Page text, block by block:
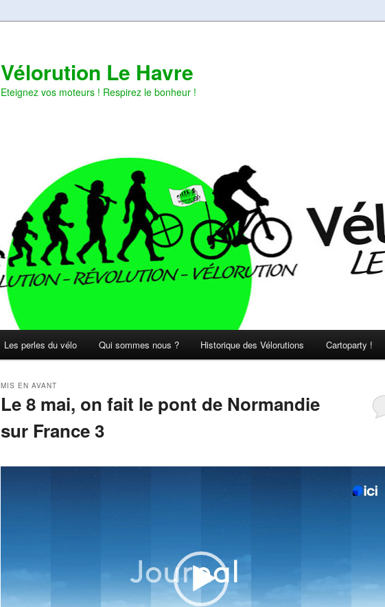
Vélorution Le Havre
Eteignez vos moteurs ! Respirez le bonheur !
Les perles du vélo Qui sommes nous ? Historique des Vélorutions Cartoparty !
Le 8 mai, on fait le pont de Normandie
sur France 3
MIS EN AVANT